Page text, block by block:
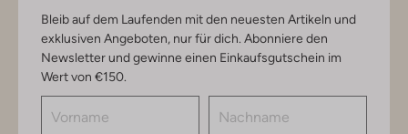
Bleib auf dem Laufenden mit den neuesten Artikeln und
exklusiven Angeboten, nur für dich. Abonniere den
Newsletter und gewinne einen Einkaufsgutschein im
Wert von €150.